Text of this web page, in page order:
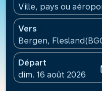
Ville, pays ou
Vers
Bergen,
Départ
fc-booking-
dim. 16 août 2026